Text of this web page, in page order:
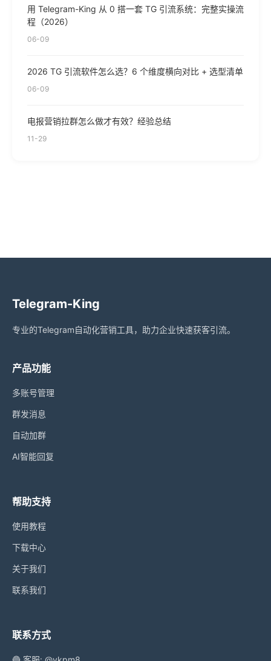
用 Telegram-King 从 0 搭一套 TG 引流系统：完整实操流
程（2026）
06-09
2026 TG 引流软件怎么选？6 个维度横向对比 + 选型清单
06-09
电报营销拉群怎么做才有效？经验总结
11-29
Telegram-King
专业的Telegram自动化营销工具，助力企业快速获客引流。
产品功能
多账号管理
群发消息
自动加群
AI智能回复
帮助支持
使用教程
下载中心
关于我们
联系我们
联系方式